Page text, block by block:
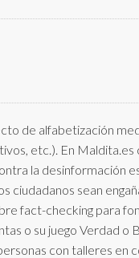
de alfabetización
etc.). En Maldita.es
la desinformación
ciudadanos sean
fact-checking para
o su juego Verdad o
con talleres en